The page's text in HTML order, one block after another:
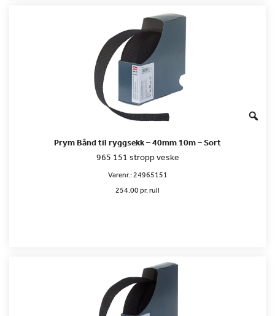
Prym Bånd til ryggsekk – 40mm 10m – Sort
965 151 stropp veske
Varenr.:24965151
254.00 pr. rull